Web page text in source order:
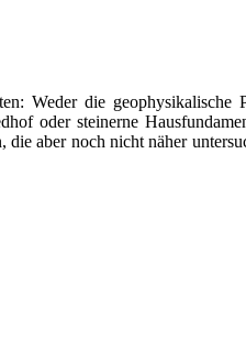
Weder die geophysikalische
oder steinerne
aber noch nicht näher